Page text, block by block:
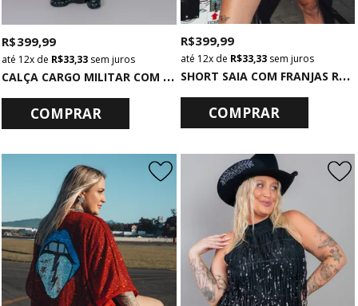
C
ALÇA CARGO MILITAR COM BOLSOS CAMUFLADA
R$ 399,99
12x de R$ 33,33 sem juros
COMPRAR
S
HORT SAIA COM FRANJAS ROSA
R$ 399,99
12xde R$ 33,33sem juros
COMPRAR